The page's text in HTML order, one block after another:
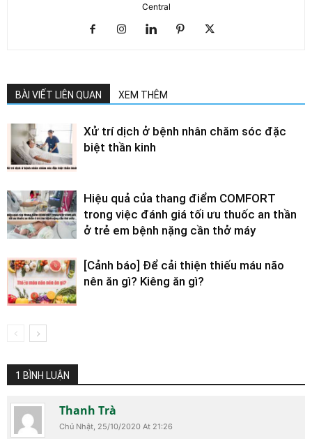
Central
BÀI VIẾT LIÊN QUAN XEM THÊM
Xử trí dịch ở bệnh nhân chăm sóc đặc
biệt thần kinh
Hiệu quả của thang điểm COMFORT
trong việc đánh giá tối ưu thuốc an thần
ở trẻ em bệnh nặng cần thở máy
[Cảnh báo] Để cải thiện thiếu máu não
nên ăn gì? Kiêng ăn gì?
1 BÌNH LUẬN
Thanh Trà
Chủ Nhật, 25/10/2020 At 21:26